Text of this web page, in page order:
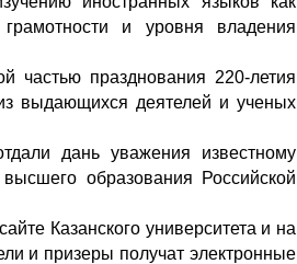
и уровня владения
частью празднования 220-летия
выдающихся деятелей и ученых
дань уважения известному
образования Российской
Казанского университета и на
и призеры получат электронные